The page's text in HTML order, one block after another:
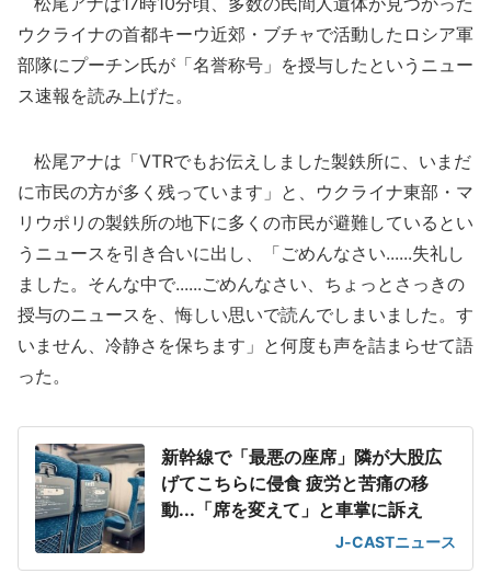
ウクライナの首都キーウ近郊・ブチャで活動したロシア軍
部隊にプーチン氏が「名誉称号」を授与したというニュー
ス速報を読み上げた。
松尾アナは「VTRでもお伝えしました製鉄所に、いまだ
に市民の方が多く残っています」と、ウクライナ東部・マ
リウポリの製鉄所の地下に多くの市民が避難しているとい
うニュースを引き合いに出し、「ごめんなさい......失礼し
ました。そんな中で......ごめんなさい、ちょっとさっきの
授与のニュースを、悔しい思いで読んでしまいました。す
いません、冷静さを保ちます」と何度も声を詰まらせて語
った。
新幹線で「最悪の座席」隣が大股広
げてこちらに侵食 疲労と苦痛の移
動...「席を変えて」と車掌に訴え
J-CASTニュース